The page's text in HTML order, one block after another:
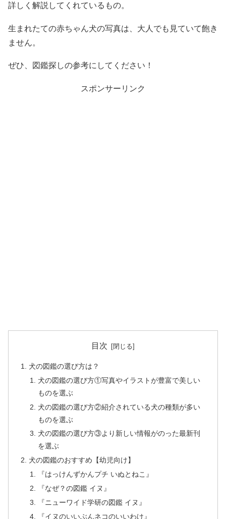
詳しく解説してくれているもの。
生まれたての赤ちゃん犬の写真は、大人でも見ていて飽き
ません。
ぜひ、図鑑探しの参考にしてください！
スポンサーリンク
目次
犬の図鑑の選び方は？
犬の図鑑の選び方①写真やイラストが豊富で美しい
ものを選ぶ
犬の図鑑の選び方②紹介されている犬の種類が多い
ものを選ぶ
犬の図鑑の選び方③より新しい情報がのった最新刊
を選ぶ
犬の図鑑のおすすめ【幼児向け】
『はっけんずかんプチ いぬとねこ』
『なぜ？の図鑑 イヌ』
『ニューワイド学研の図鑑 イヌ』
『イヌのいいぶんネコのいいわけ』